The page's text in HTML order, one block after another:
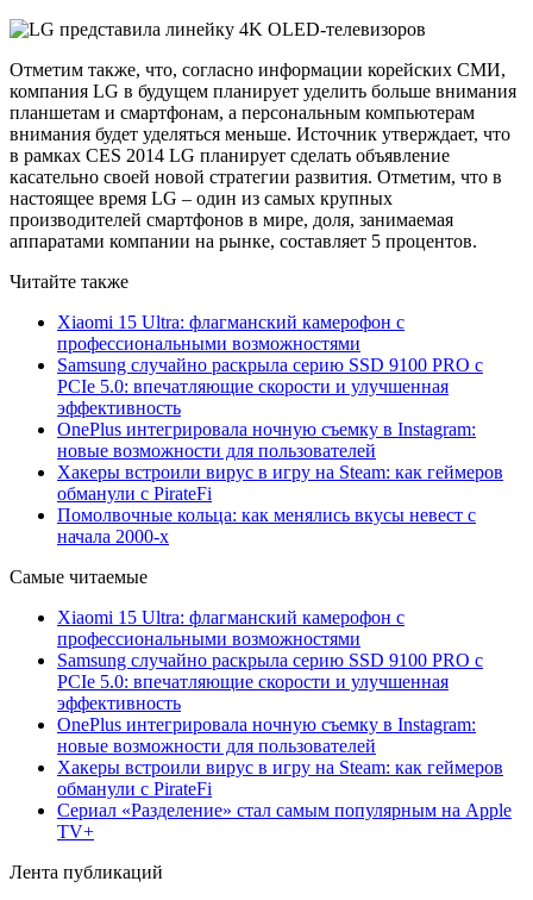
Отметим также, что, согласно информации корейских СМИ,
компания LG в будущем планирует уделить больше внимания
планшетам и смартфонам, а персональным компьютерам
внимания будет уделяться меньше. Источник утверждает, что
в рамках CES 2014 LG планирует сделать объявление
касательно своей новой стратегии развития. Отметим, что в
настоящее время LG – один из самых крупных
производителей смартфонов в мире, доля, занимаемая
аппаратами компании на рынке, составляет 5 процентов.
Читайте также
Xiaomi 15 Ultra: флагманский камерофон с
профессиональными возможностями
Samsung случайно раскрыла серию SSD 9100 PRO с
PCIe 5.0: впечатляющие скорости и улучшенная
эффективность
OnePlus интегрировала ночную съемку в Instagram:
новые возможности для пользователей
Хакеры встроили вирус в игру на Steam: как геймеров
обманули с PirateFi
Помолвочные кольца: как менялись вкусы невест с
начала 2000-х
Самые читаемые
Xiaomi 15 Ultra: флагманский камерофон с
профессиональными возможностями
Samsung случайно раскрыла серию SSD 9100 PRO с
PCIe 5.0: впечатляющие скорости и улучшенная
эффективность
OnePlus интегрировала ночную съемку в Instagram:
новые возможности для пользователей
Хакеры встроили вирус в игру на Steam: как геймеров
обманули с PirateFi
Сериал «Разделение» стал самым популярным на Apple
TV+
Лента публикаций